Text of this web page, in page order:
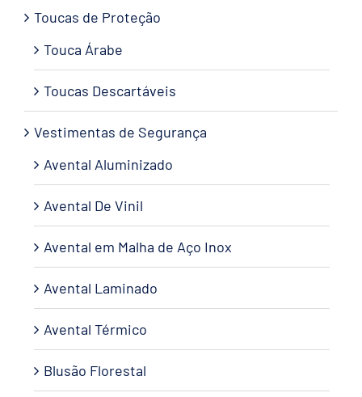
Toucas de Proteção
Touca Árabe
Toucas Descartáveis
Vestimentas de Segurança
Avental Aluminizado
Avental De Vinil
Avental em Malha de Aço Inox
Avental Laminado
Avental Térmico
Blusão Florestal